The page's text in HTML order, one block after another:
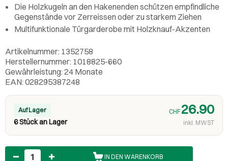
Die Holzkugeln an den Hakenenden schützen empfindliche
Gegenstände vor Zerreissen oder zu starkem Ziehen
Multifunktionale Türgarderobe mit Holzknauf-Akzenten
Artikelnummer: 1352758
Herstellernummer: 1018825-660
Gewährleistung: 24 Monate
EAN: 028295387248
Auf Lager
6 Stück an Lager
CHF26.90
inkl. MWST
Anzahl
IN DEN WARENKORB